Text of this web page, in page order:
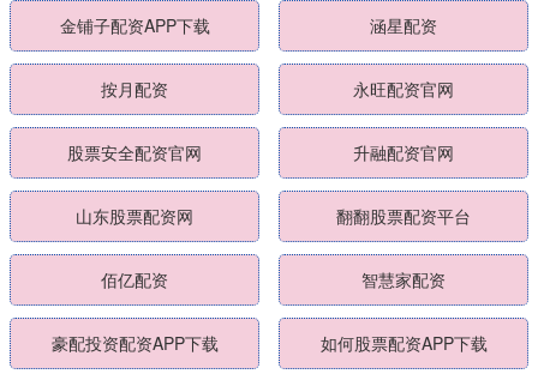
金铺子配资APP下载 涵星配资
按月配资 永旺配资官网
股票安全配资官网 升融配资官网
山东股票配资网 翻翻股票配资平台
佰亿配资 智慧家配资
豪配投资配资APP下载 如何股票配资APP下载